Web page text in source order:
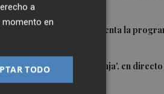
3 El Valencia presenta la
4El 'Trofeu Taronja', en directo
a
momento en
TODO